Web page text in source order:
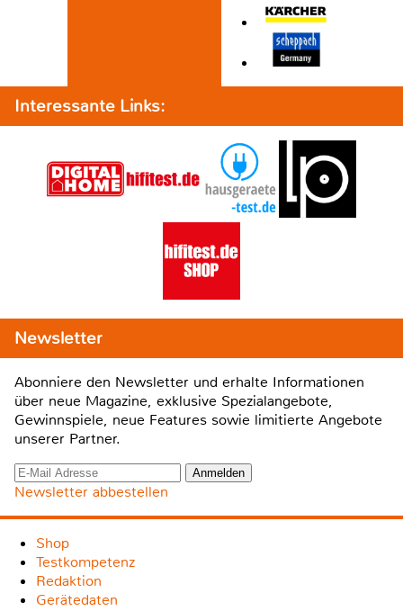
Interessante Links:
Newsletter
Abonniere den Newsletter und erhalte Informationen
über neue Magazine, exklusive Spezialangebote,
Gewinnspiele, neue Features sowie limitierte Angebote
unserer Partner.
Newsletter abbestellen
Shop
Testkompetenz
Redaktion
Gerätedaten